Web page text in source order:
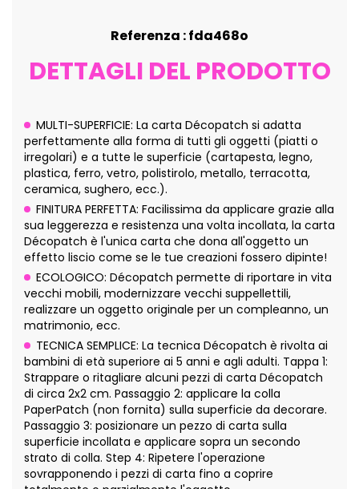
Referenza : fda468o
DETTAGLI DEL PRODOTTO
MULTI-SUPERFICIE: La carta Décopatch si adatta
perfettamente alla forma di tutti gli oggetti (piatti o
irregolari) e a tutte le superficie (cartapesta, legno,
plastica, ferro, vetro, polistirolo, metallo, terracotta,
ceramica, sughero, ecc.).
FINITURA PERFETTA: Facilissima da applicare grazie alla
sua leggerezza e resistenza una volta incollata, la carta
Décopatch è l'unica carta che dona all'oggetto un
effetto liscio come se le tue creazioni fossero dipinte!
ECOLOGICO: Décopatch permette di riportare in vita
vecchi mobili, modernizzare vecchi suppellettili,
realizzare un oggetto originale per un compleanno, un
matrimonio, ecc.
TECNICA SEMPLICE: La tecnica Décopatch è rivolta ai
bambini di età superiore ai 5 anni e agli adulti. Tappa 1:
Strappare o ritagliare alcuni pezzi di carta Décopatch
di circa 2x2 cm. Passaggio 2: applicare la colla
PaperPatch (non fornita) sulla superficie da decorare.
Passaggio 3: posizionare un pezzo di carta sulla
superficie incollata e applicare sopra un secondo
strato di colla. Step 4: Ripetere l'operazione
sovrapponendo i pezzi di carta fino a coprire